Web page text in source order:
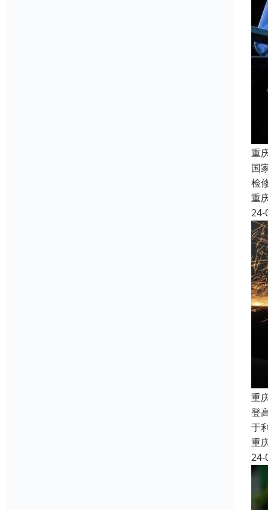
重
国
检
重
24-
重
登
于
重
24-